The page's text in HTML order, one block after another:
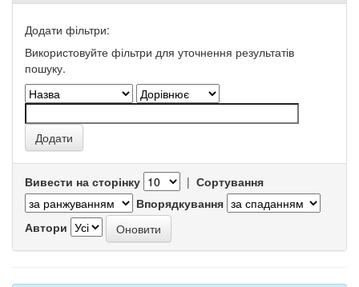
Додати фільтри:
Використовуйте фільтри для уточнення результатів
пошуку.
Вивести на сторінку | Сортування
Впорядкування
Автори